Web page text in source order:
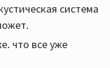
система
что все уже